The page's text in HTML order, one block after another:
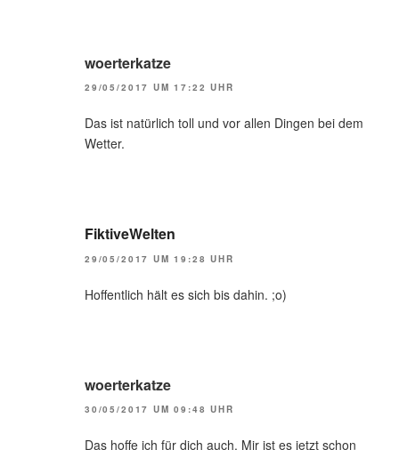
woerterkatze
29/05/2017 UM 17:22 UHR
Das ist natürlich toll und vor allen Dingen bei dem
Wetter.
FiktiveWelten
29/05/2017 UM 19:28 UHR
Hoffentlich hält es sich bis dahin. ;o)
woerterkatze
30/05/2017 UM 09:48 UHR
Das hoffe ich für dich auch. Mir ist es jetzt schon